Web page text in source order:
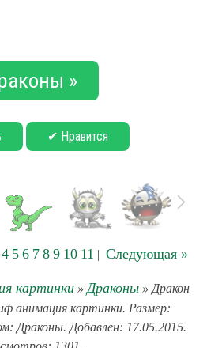
»
✔ Нравится
4 5 6 7 8 9 10 11 | Следующая »
картинки» Драконы» Дракон
анимация картинки. Размер:
Драконы. Добавлен: 17.05.2015.